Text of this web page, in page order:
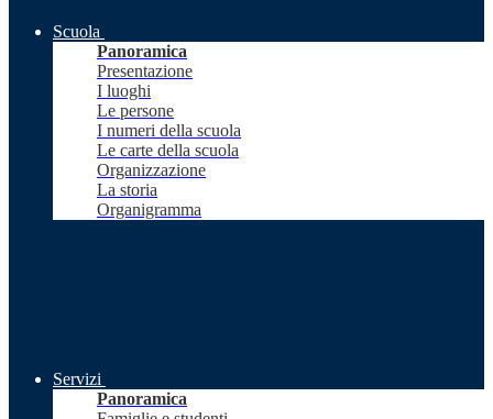
Scuola
Panoramica
Presentazione
I luoghi
Le persone
I numeri della scuola
Le carte della scuola
Organizzazione
La storia
Organigramma
Servizi
Panoramica